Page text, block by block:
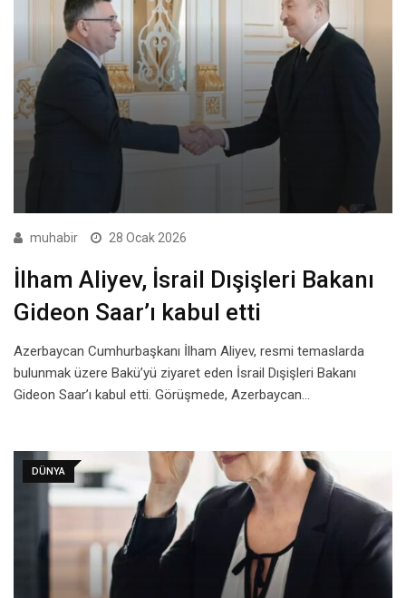
muhabir 28 Ocak 2026
İlham Aliyev, İsrail Dışişleri Bakanı
Gideon Saar’ı kabul etti
Azerbaycan Cumhurbaşkanı İlham Aliyev, resmi temaslarda
bulunmak üzere Bakü’yü ziyaret eden İsrail Dışişleri Bakanı
Gideon Saar’ı kabul etti. Görüşmede, Azerbaycan…
DÜNYA